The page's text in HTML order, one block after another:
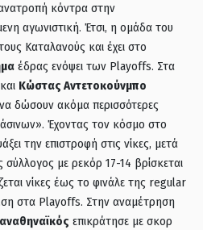
κόντρα στην
αγωνιστική. Έτσι, η ομάδα του
Καταλανούς και έχει στο
έδρας ενόψει των Playoffs. Στα
και Κώστας Αντετοκούνμπο
να δώσουν ακόμα περισσότερες
Έχοντας τον κόσμο στο
την επιστροφή στις νίκες, μετά
με ρεκόρ 17-14 βρίσκεται
νίκες έως το φινάλε της regular
στα Playoffs. Στην αναμέτρηση
επικράτησε με σκορ